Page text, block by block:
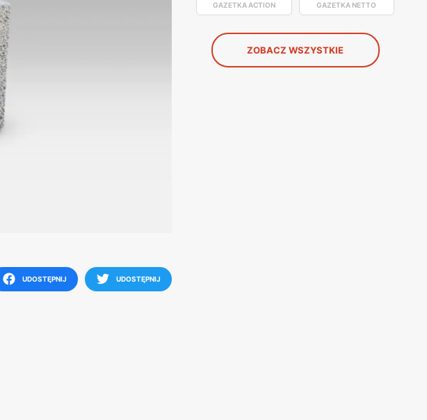
UDOSTĘPNIJ UDOSTĘPNIJ
GAZETKA ACTION GAZETKA NETTO
ZOBACZ WSZYSTKIE